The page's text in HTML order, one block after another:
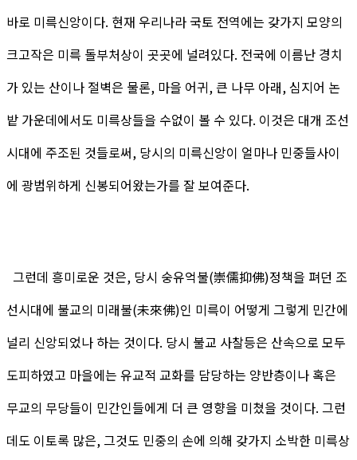
바로 미륵신앙이다. 현재 우리나라 국토 전역에는 갖가지 모양의
크고작은 미륵 돌부처상이 곳곳에 널려있다. 전국에 이름난 경치
가 있는 산이나 절벽은 물론, 마을 어귀, 큰 나무 아래, 심지어 논
밭 가운데에서도 미륵상들을 수없이 볼 수 있다. 이것은 대개 조선
시대에 주조된 것들로써, 당시의 미륵신앙이 얼마나 민중들사이
에 광범위하게 신봉되어왔는가를 잘 보여준다.
그런데 흥미로운 것은, 당시 숭유억불(崇儒抑佛)정책을 펴던 조
선시대에 불교의 미래불(未來佛)인 미륵이 어떻게 그렇게 민간에
널리 신앙되었나 하는 것이다. 당시 불교 사찰등은 산속으로 모두
도피하였고 마을에는 유교적 교화를 담당하는 양반층이나 혹은
무교의 무당들이 민간인들에게 더 큰 영향을 미쳤을 것이다. 그런
데도 이토록 많은, 그것도 민중의 손에 의해 갖가지 소박한 미륵상